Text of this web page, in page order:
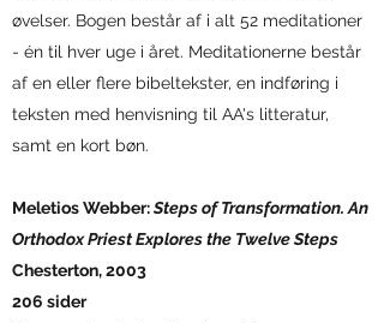
øvelser. Bogen består af i alt 52 meditationer
- én til hver uge i året. Meditationerne består
af en eller flere bibeltekster, en indføring i
teksten med henvisning til AA's litteratur,
samt en kort bøn.
Meletios Webber:Steps of Transformation. An
Orthodox Priest Explores the Twelve Steps
Chesterton, 2003
206 sider